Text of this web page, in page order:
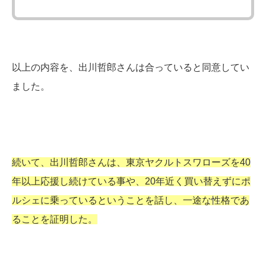
以上の内容を、出川哲郎さんは合っていると同意してい
ました。
続いて、出川哲郎さんは、東京ヤクルトスワローズを40
年以上応援し続けている事や、20年近く買い替えずにポ
ルシェに乗っているということを話し、一途な性格であ
ることを証明した。